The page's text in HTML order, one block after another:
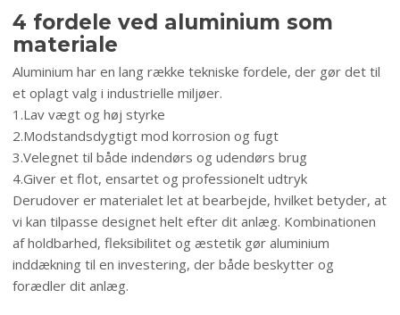
4 fordele ved aluminium som
materiale
Aluminium har en lang række tekniske fordele, der gør det til
et oplagt valg i industrielle miljøer.
1.​Lav vægt og høj styrke
2.​Modstandsdygtigt mod korrosion og fugt
3.​Velegnet til både indendørs og udendørs brug
4.​Giver et flot, ensartet og professionelt udtryk
Derudover er materialet let at bearbejde, hvilket betyder, at
vi kan tilpasse designet helt efter dit anlæg. Kombinationen
af holdbarhed, fleksibilitet og æstetik gør aluminium
inddækning til en investering, der både beskytter og
forædler dit anlæg.